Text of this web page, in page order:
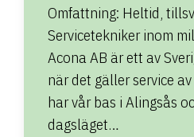
Omfattning: Heltid,
Servicetekniker inom
Acona AB är ett av
när det gäller service
har vår bas i Alingsås
dagsläget…